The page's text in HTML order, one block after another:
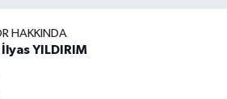
HAKKINDA
İlyas YILDIRIM